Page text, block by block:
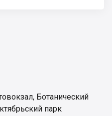
, Ботанический
парк